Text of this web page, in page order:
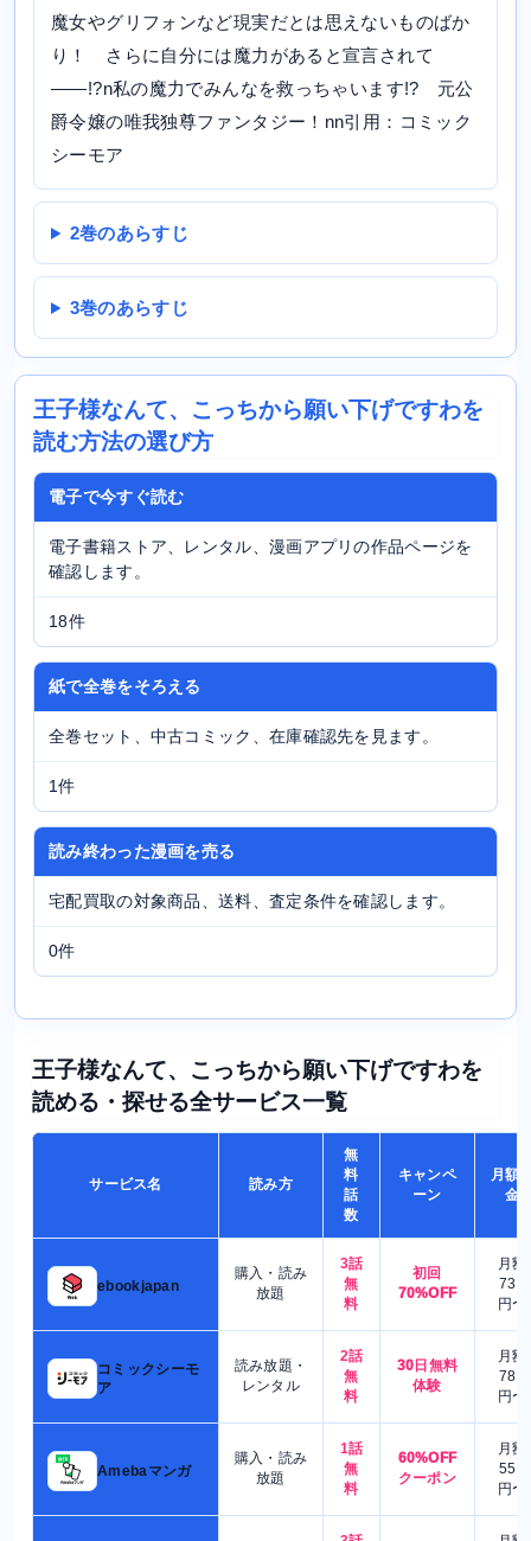
魔女やグリフォンなど現実だとは思えないものばか
り！ さらに自分には魔力があると宣言されて
——!?n私の魔力でみんなを救っちゃいます!? 元公
爵令嬢の唯我独尊ファンタジー！nn引用：コミック
シーモア
2巻のあらすじ
3巻のあらすじ
王子様なんて、こっちから願い下げですわを
読む方法の選び方
電子で今すぐ読む
電子書籍ストア、レンタル、漫画アプリの作品ページを
確認します。
18件
紙で全巻をそろえる
全巻セット、中古コミック、在庫確認先を見ます。
1件
読み終わった漫画を売る
宅配買取の対象商品、送料、査定条件を確認します。
0件
王子様なんて、こっちから願い下げですわを
読める・探せる全サービス一覧
サービス名 読み方
無
料
話
数
キャンペ
ーン
月額
金
ebookjapan
購入・読み
放題
3話
無
料
初回
70%OFF
月額
730
円〜
コミックシーモ
ア
読み放題・
レンタル
2話
無
料
30日無料
体験
月額
780
円〜
Amebaマンガ
購入・読み
放題
1話
無
料
60%OFF
クーポン
月額
550
円〜